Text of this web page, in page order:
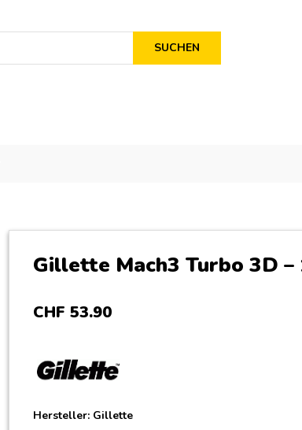
SUCHEN
Gillette Mach3 Turbo 3D –
CHF 53.90
Hersteller: Gillette